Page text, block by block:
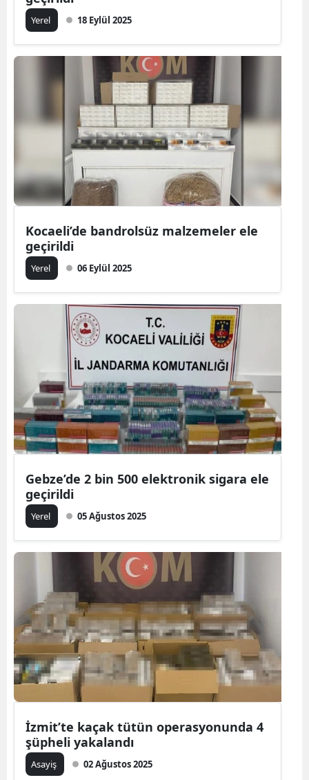
Yerel 18 Eylül 2025
Kocaeli’de bandrolsüz malzemeler ele
geçirildi
Yerel 06 Eylül 2025
Gebze’de 2 bin 500 elektronik sigara ele
geçirildi
Yerel 05 Ağustos 2025
İzmit’te kaçak tütün operasyonunda 4
şüpheli yakalandı
Asayiş 02 Ağustos 2025